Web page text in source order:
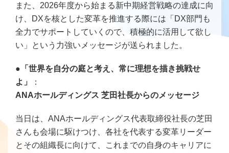
また、2026年度から始まる新中期経営戦略の達成に向
け、DXを核とした変革を推進する際には「DX部門も
全力でサポートしていくので、積極的に活用して欲し
い」という力強いメッセージが送られました。
●「世界を自分の庭と考え、常に理想を描き挑戦せ
よ」
：
ANAホールディングス 芝田社長からのメッセージ
当日は、ANAホールディングス代表取締役社長の芝田
さんも会場に駆けつけ、各社を代表する変革リーダー
とその組織長に向けて、これまでの自身のキャリアに